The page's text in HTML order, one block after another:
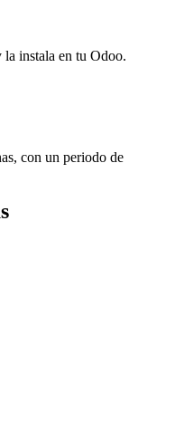
instala en tu Odoo.
con un periodo de